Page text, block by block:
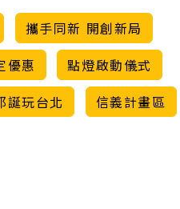
攜手同新 開創新局
優惠
點燈啟動儀式
誕玩台北
信義計畫區